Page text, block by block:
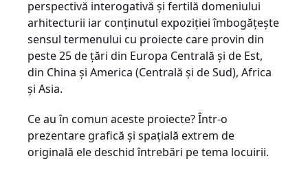
perspectivă interogativă și fertilă domeniului
arhitecturii iar conținutul expoziției îmbogățește
sensul termenului cu proiecte care provin din
peste 25 de țări din Europa Centrală și de Est,
din China și America (Centrală și de Sud), Africa
și Asia.
Ce au în comun aceste proiecte? Într-o
prezentare grafică și spațială extrem de
originală ele deschid întrebări pe tema locuirii.